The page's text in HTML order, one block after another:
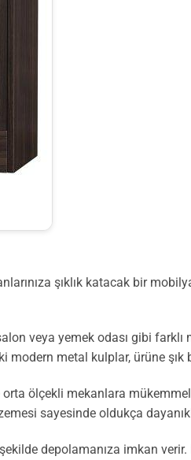
şıklık katacak bir
veya yemek odası gibi
metal kulplar, ürüne şık
ölçekli mekanlara
sayesinde oldukça
depolamanıza imkan